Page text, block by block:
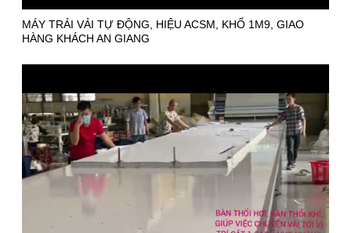
MÁY TRẢI VẢI TỰ ĐỘNG, HIỆU ACSM, KHỔ 1M9, GIAO
HÀNG KHÁCH AN GIANG